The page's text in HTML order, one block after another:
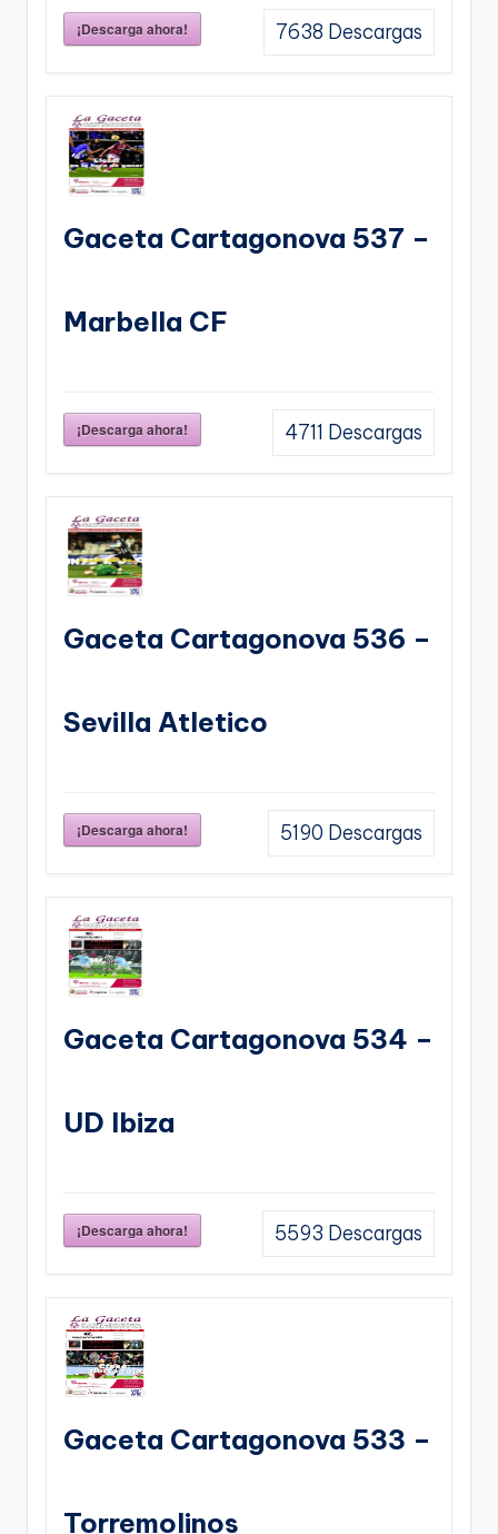
¡Descarga ahora! 7638 Descargas
Gaceta Cartagonova 537 –
Marbella CF
¡Descarga ahora! 4711 Descargas
Gaceta Cartagonova 536 –
Sevilla Atletico
¡Descarga ahora! 5190 Descargas
Gaceta Cartagonova 534 –
UD Ibiza
¡Descarga ahora! 5593 Descargas
Gaceta Cartagonova 533 –
Torremolinos